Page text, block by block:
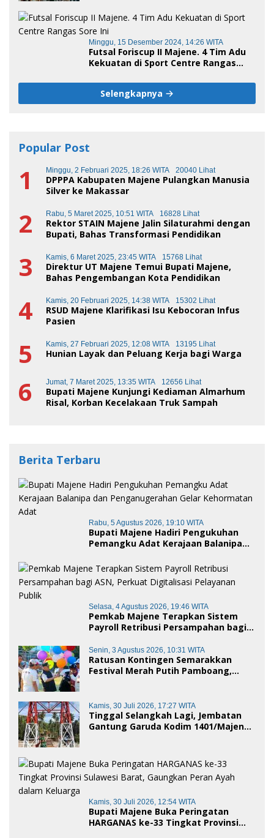
Minggu, 15 Desember 2024, 14:26 WITA
Futsal Foriscup II Majene. 4 Tim Adu
Kekuatan di Sport Centre Rangas
Selengkapnya
Popular Post
1 Minggu, 2 Februari 2025, 18:26 WITA 20040 Lihat
DPPPA Kabupaten Majene Pulangkan Manusia
Silver ke Makassar
2 Rabu, 5 Maret 2025, 10:51 WITA 16828 Lihat
Rektor STAIN Majene Jalin Silaturahmi dengan
Bupati, Bahas Transformasi Pendidikan
3 Kamis, 6 Maret 2025, 23:45 WITA 15768 Lihat
Direktur UT Majene Temui Bupati Majene,
Bahas Pengembangan Kota Pendidikan
4 Kamis, 20 Februari 2025, 14:38 WITA 15302 Lihat
RSUD Majene Klarifikasi Isu Kebocoran Infus
Pasien
5 Kamis, 27 Februari 2025, 12:08 WITA 13195 Lihat
Hunian Layak dan Peluang Kerja bagi Warga
6 Jumat, 7 Maret 2025, 13:35 WITA 12656 Lihat
Bupati Majene Kunjungi Kediaman Almarhum
Risal, Korban Kecelakaan Truk Sampah
Berita Terbaru
Rabu, 5 Agustus 2026, 19:10 WITA
Bupati Majene Hadiri Pengukuhan
Pemangku Adat Kerajaan Balanipa
Kehormatan Adat
Selasa, 4 Agustus 2026, 19:46 WITA
Pemkab Majene Terapkan Sistem
Payroll Retribusi Persampahan bagi
Publik
Senin, 3 Agustus 2026, 10:31 WITA
Ratusan Kontingen Semarakkan
Festival Merah Putih Pamboang,
Kamis, 30 Juli 2026, 17:27 WITA
Tinggal Selangkah Lagi, Jembatan
Gantung Garuda Kodim 1401/Majene
Kamis, 30 Juli 2026, 12:54 WITA
Bupati Majene Buka Peringatan
HARGANAS ke-33 Tingkat Provinsi